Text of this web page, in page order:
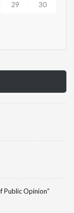
29 30
Public Opinion”